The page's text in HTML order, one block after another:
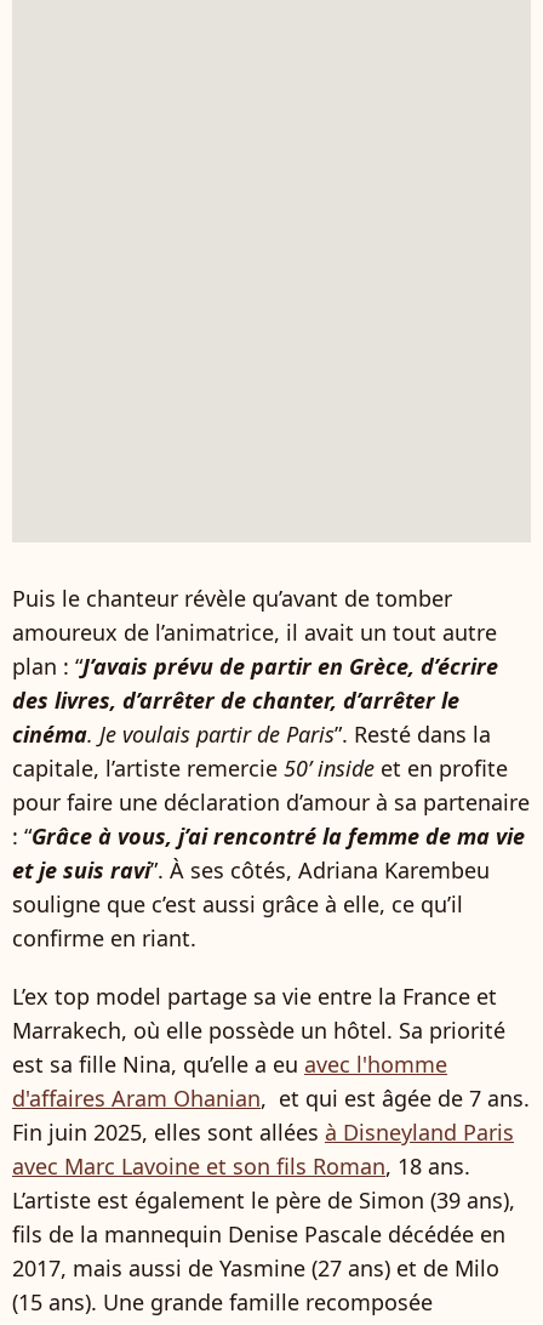
Puis le chanteur révèle qu’avant de tomber
amoureux de l’animatrice, il avait un tout autre
plan : “J’avais prévu de partir en Grèce, d’écrire
des livres, d’arrêter de chanter, d’arrêter le
cinéma. Je voulais partir de Paris”. Resté dans la
capitale, l’artiste remercie 50’ inside et en profite
pour faire une déclaration d’amour à sa partenaire
: “Grâce à vous, j’ai rencontré la femme de ma vie
et je suis ravi”. À ses côtés, Adriana Karembeu
souligne que c’est aussi grâce à elle, ce qu’il
confirme en riant.
L’ex top model partage sa vie entre la France et
Marrakech, où elle possède un hôtel. Sa priorité
est sa fille Nina, qu’elle a eu avec l'homme
d'affaires Aram Ohanian, et qui est âgée de 7 ans.
Fin juin 2025, elles sont allées à Disneyland Paris
avec Marc Lavoine et son fils Roman, 18 ans.
L’artiste est également le père de Simon (39 ans),
fils de la mannequin Denise Pascale décédée en
2017, mais aussi de Yasmine (27 ans) et de Milo
(15 ans). Une grande famille recomposée